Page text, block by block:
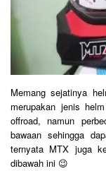
Memang sejatinya
merupakan jenis
offroad, namun
bawaan sehingga
ternyata MTX juga
dibawah ini 😉